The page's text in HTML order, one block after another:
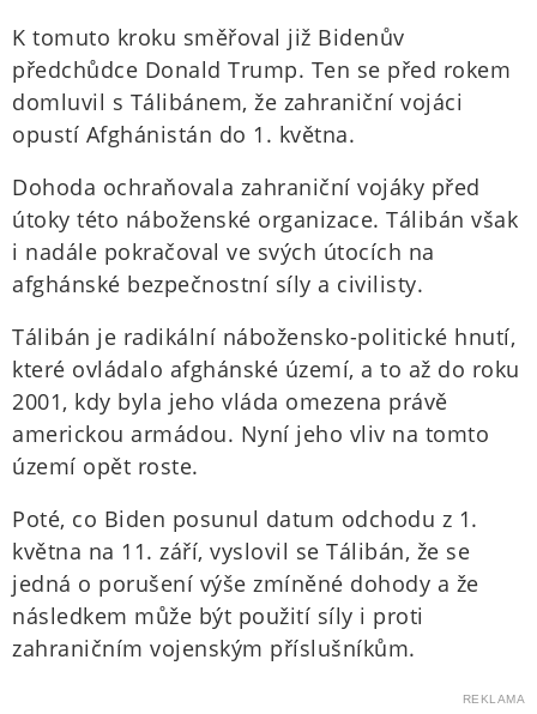
K tomuto kroku směřoval již Bidenův
předchůdce Donald Trump. Ten se před rokem
domluvil s Tálibánem, že zahraniční vojáci
opustí Afghánistán do 1. května.
Dohoda ochraňovala zahraniční vojáky před
útoky této náboženské organizace. Tálibán však
i nadále pokračoval ve svých útocích na
afghánské bezpečnostní síly a civilisty.
Tálibán je radikální nábožensko-politické hnutí,
které ovládalo afghánské území, a to až do roku
2001, kdy byla jeho vláda omezena právě
americkou armádou. Nyní jeho vliv na tomto
území opět roste.
Poté, co Biden posunul datum odchodu z 1.
května na 11. září, vyslovil se Tálibán, že se
jedná o porušení výše zmíněné dohody a že
následkem může být použití síly i proti
zahraničním vojenským příslušníkům.
REKLAMA